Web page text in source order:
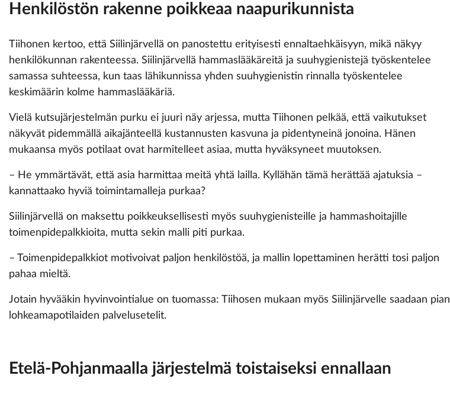
Henkilöstön rakenne poikkeaa naapurikunnista
Tiihonen kertoo, että Siilinjärvellä on panostettu erityisesti ennaltaehkäisyyn, mikä näkyy
henkilökunnan rakenteessa. Siilinjärvellä hammaslääkäreitä ja suuhygienistejä työskentelee
samassa suhteessa, kun taas lähikunnissa yhden suuhygienistin rinnalla työskentelee
keskimäärin kolme hammaslääkäriä.
Vielä kutsujärjestelmän purku ei juuri näy arjessa, mutta Tiihonen pelkää, että vaikutukset
näkyvät pidemmällä aikajänteellä kustannusten kasvuna ja pidentyneinä jonoina. Hänen
mukaansa myös potilaat ovat harmitelleet asiaa, mutta hyväksyneet muutoksen.
– He ymmärtävät, että asia harmittaa meitä yhtä lailla. Kyllähän tämä herättää ajatuksia –
kannattaako hyviä toimintamalleja purkaa?
Siilinjärvellä on maksettu poikkeuksellisesti myös suuhygienisteille ja hammashoitajille
toimenpidepalkkioita, mutta sekin malli piti purkaa.
– Toimenpidepalkkiot motivoivat paljon henkilöstöä, ja mallin lopettaminen herätti tosi paljon
pahaa mieltä.
Jotain hyvääkin hyvinvointialue on tuomassa: Tiihosen mukaan myös Siilinjärvelle saadaan pian
lohkeamapotilaiden palvelusetelit.
Etelä-Pohjanmaalla järjestelmä toistaiseksi ennallaan